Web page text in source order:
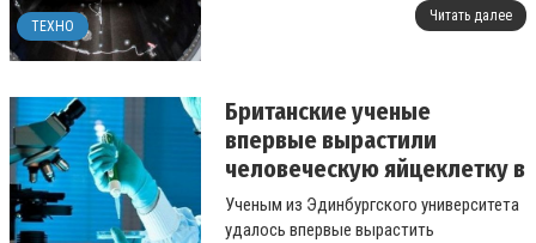
ТЕХНО
Читать далее
Британские ученые
впервые вырастили
человеческую яйцеклетку в
лаборатории
Ученым из Эдинбургского университета
удалось впервые вырастить